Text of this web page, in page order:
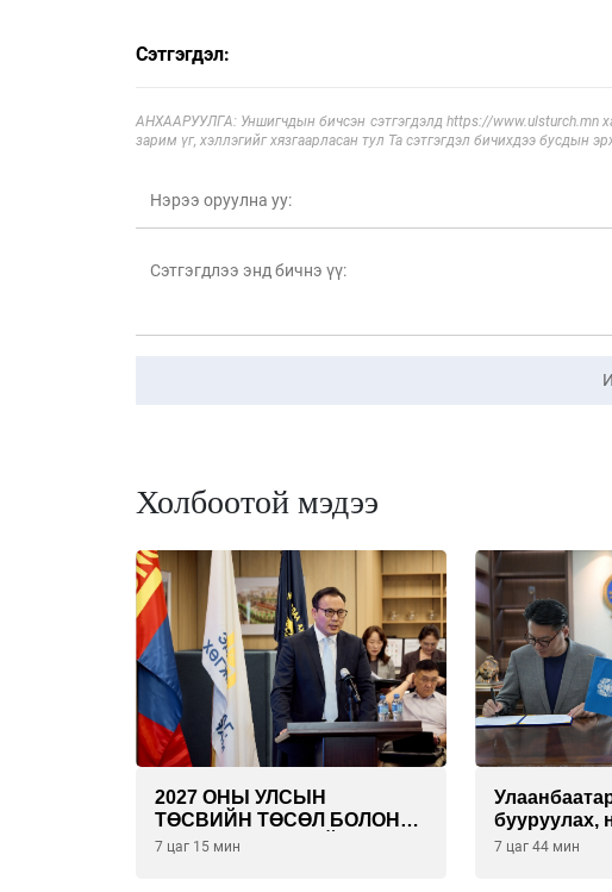
Сэтгэгдэл:
АНХААРУУЛГА: Уншигчдын бичсэн сэтгэгдэлд https://www.ulsturch.mn
зарим үг, хэллэгийг хязгаарласан тул Та сэтгэгдэл бичихдээ бусдын
Холбоотой мэдээ
2027 ОНЫ УЛСЫН
ТӨСВИЙН ТӨСӨЛ БОЛОН
2026 ОНЫ ТӨСВИЙН
7 цаг 15 мин
бууруулах,
эрүүл
7 цаг 44 мин